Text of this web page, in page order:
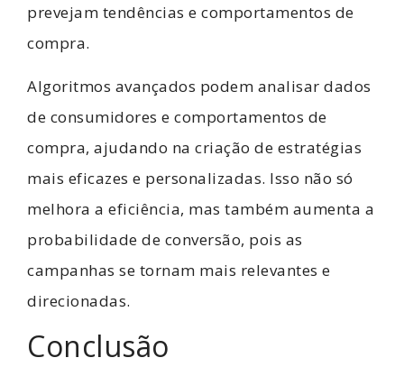
prevejam tendências e comportamentos de
compra.
Algoritmos avançados podem analisar dados
de consumidores e comportamentos de
compra, ajudando na criação de estratégias
mais eficazes e personalizadas. Isso não só
melhora a eficiência, mas também aumenta a
probabilidade de conversão, pois as
campanhas se tornam mais relevantes e
direcionadas.
Conclusão